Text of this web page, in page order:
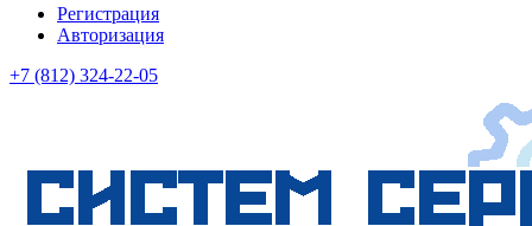
Регистрация
Авторизация
+7 (812) 324-22-05